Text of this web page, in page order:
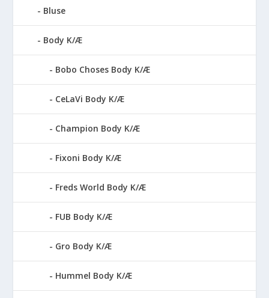
Bluse
Body K/Æ
Bobo Choses Body K/Æ
CeLaVi Body K/Æ
Champion Body K/Æ
Fixoni Body K/Æ
Freds World Body K/Æ
FUB Body K/Æ
Gro Body K/Æ
Hummel Body K/Æ